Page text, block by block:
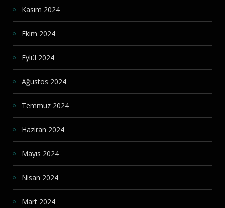
Kasım 2024
Ekim 2024
Eylül 2024
Ağustos 2024
Temmuz 2024
Haziran 2024
Mayıs 2024
Nisan 2024
Mart 2024